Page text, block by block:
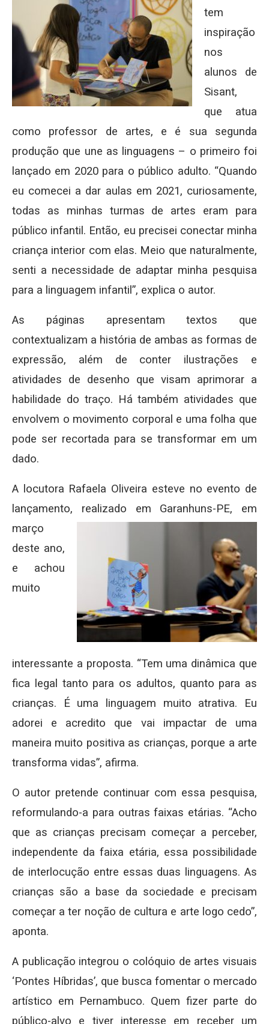
tem
inspiração
nos
alunos de
Sisant,
que atua
como professor de artes, e é sua segunda
produção que une as linguagens – o primeiro foi
lançado em 2020 para o público adulto. “Quando
eu comecei a dar aulas em 2021, curiosamente,
todas as minhas turmas de artes eram para
público infantil. Então, eu precisei conectar minha
criança interior com elas. Meio que naturalmente,
senti a necessidade de adaptar minha pesquisa
para a linguagem infantil”, explica o autor.
As páginas apresentam textos que
contextualizam a história de ambas as formas de
expressão, além de conter ilustrações e
atividades de desenho que visam aprimorar a
habilidade do traço. Há também atividades que
envolvem o movimento corporal e uma folha que
pode ser recortada para se transformar em um
dado.
A locutora Rafaela Oliveira esteve no evento de
lançamento, realizado em Garanhuns-PE, em
março
deste ano,
e achou
muito
interessante a proposta. “Tem uma dinâmica que
fica legal tanto para os adultos, quanto para as
crianças. É uma linguagem muito atrativa. Eu
adorei e acredito que vai impactar de uma
maneira muito positiva as crianças, porque a arte
transforma vidas”, afirma.
O autor pretende continuar com essa pesquisa,
reformulando-a para outras faixas etárias. “Acho
que as crianças precisam começar a perceber,
independente da faixa etária, essa possibilidade
de interlocução entre essas duas linguagens. As
crianças são a base da sociedade e precisam
começar a ter noção de cultura e arte logo cedo”,
aponta.
A publicação integrou o colóquio de artes visuais
‘Pontes Híbridas’, que busca fomentar o mercado
artístico em Pernambuco. Quem fizer parte do
público-alvo e tiver interesse em receber um